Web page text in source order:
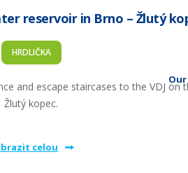
reservoir in Brno – Žlutý
HRDLIČKA
and escape staircases to the VDJ on
Žlutý kopec.
celou